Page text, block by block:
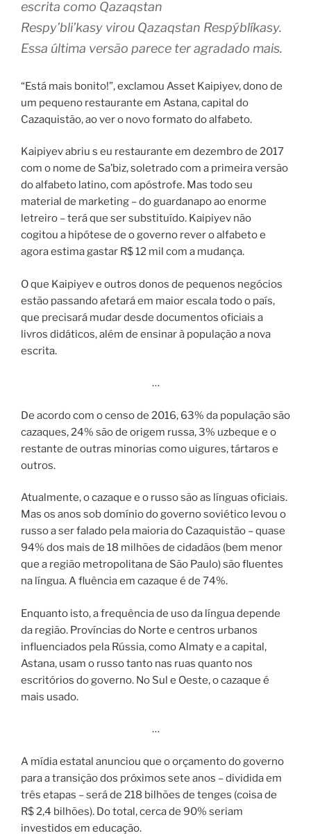
escrita como Qazaqstan
Respy’bli’kasy virou Qazaqstan Respýblíkasy.
Essa última versão parece ter agradado mais.
“Está mais bonito!”, exclamou Asset Kaipiyev, dono de
um pequeno restaurante em Astana, capital do
Cazaquistão, ao ver o novo formato do alfabeto.
Kaipiyev abriu s eu restaurante em dezembro de 2017
com o nome de Sa’biz, soletrado com a primeira versão
do alfabeto latino, com apóstrofe. Mas todo seu
material de marketing – do guardanapo ao enorme
letreiro – terá que ser substituído. Kaipiyev não
cogitou a hipótese de o governo rever o alfabeto e
agora estima gastar R$ 12 mil com a mudança.
O que Kaipiyev e outros donos de pequenos negócios
estão passando afetará em maior escala todo o país,
que precisará mudar desde documentos oficiais a
livros didáticos, além de ensinar à população a nova
escrita.
…
De acordo com o censo de 2016, 63% da população são
cazaques, 24% são de origem russa, 3% uzbeque e o
restante de outras minorias como uigures, tártaros e
outros.
Atualmente, o cazaque e o russo são as línguas oficiais.
Mas os anos sob domínio do governo soviético levou o
russo a ser falado pela maioria do Cazaquistão – quase
94% dos mais de 18 milhões de cidadãos (bem menor
que a região metropolitana de São Paulo) são fluentes
na língua. A fluência em cazaque é de 74%.
Enquanto isto, a frequência de uso da língua depende
da região. Províncias do Norte e centros urbanos
influenciados pela Rússia, como Almaty e a capital,
Astana, usam o russo tanto nas ruas quanto nos
escritórios do governo. No Sul e Oeste, o cazaque é
mais usado.
…
A mídia estatal anunciou que o orçamento do governo
para a transição dos próximos sete anos – dividida em
três etapas – será de 218 bilhões de tenges (coisa de
R$ 2,4 bilhões). Do total, cerca de 90% seriam
investidos em educação.